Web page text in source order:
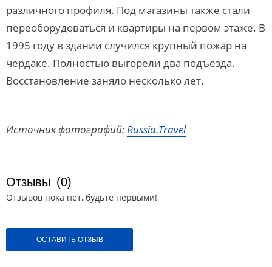
различного профиля. Под магазины также стали
переоборудоваться и квартиры на первом этаже. В
1995 году в здании случился крупный пожар на
чердаке. Полностью выгорели два подъезда.
Восстановление заняло несколько лет.
Источник фотографий:Russia.Travel
Отзывы (0)
Отзывов пока нет, будьте первыми!
ОСТАВИТЬ ОТЗЫВ